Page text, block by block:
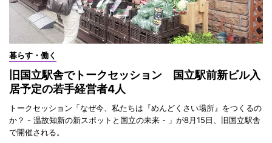
暮らす・働く
旧国立駅舎でトークセッション 国立駅前新ビル入
居予定の若手経営者4人
トークセッション「なぜ今、私たちは『めんどくさい場所』をつくるの
か？ - 温故知新の新スポットと国立の未来 - 」が8月15日、旧国立駅舎
で開催される。